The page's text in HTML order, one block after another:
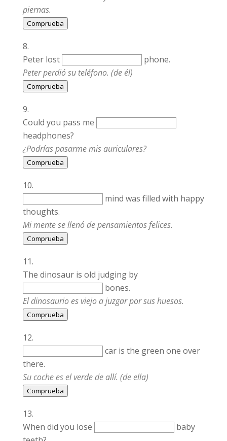
piernas.
Comprueba
Peter lost
phone.
Peter perdió su teléfono. (de él)
Comprueba
Could you pass me
headphones?
¿Podrías pasarme mis auriculares?
Comprueba
mind was filled with happy
thoughts.
Mi mente se llenó de pensamientos felices.
Comprueba
The dinosaur is old judging by
bones.
El dinosaurio es viejo a juzgar por sus huesos.
Comprueba
car is the green one over
there.
Su coche es el verde de allí. (de ella)
Comprueba
When did you lose
baby